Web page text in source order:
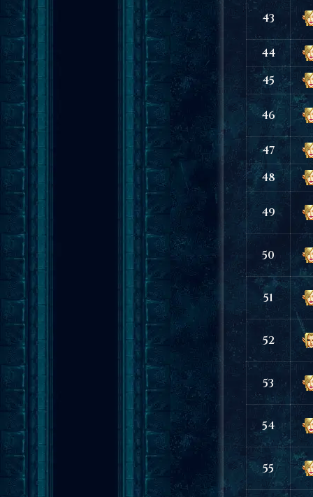
43
44
45
46
47
48
49
50
51
52
53
54
55